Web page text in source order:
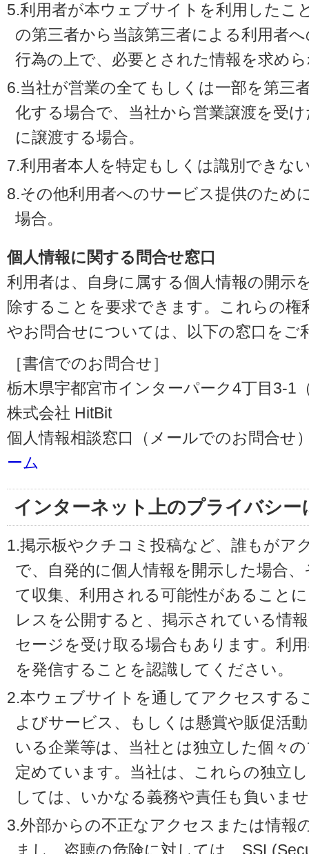
5.利用者が本ウェブサイトを利用したこ
の第三者から当該第三者による利用者
行為の上で、必要とされた情報を求め
6.当社が営業の全てもしくは一部を第三
化する場合で、当社から営業譲渡を受
に譲渡する場合。
7.利用者本人を特定もしくは識別できな
8.その他利用者へのサービス提供のため
場合。
個人情報に関する問合せ窓口
利用者は、自身に属する個人情報の開示
除することを要求できます。これらの権
やお問合せについては、以下の窓口をご
［書信でのお問合せ］
栃木県宇都宮市インターパーク4丁目3-1
株式会社 HitBit
個人情報相談窓口（メールでのお問合せ
ーム
インターネット上のプライバシー
1.掲示板やクチコミ投稿など、誰もがア
で、自発的に個人情報を開示した場合
て収集、利用される可能性があること
レスを公開すると、掲示されている情
セージを受け取る場合もあります。利
を発信することを認識してください。
2.本ウェブサイトを通してアクセスする
よびサービス、もしくは懸賞や販促活
いる企業等は、当社とは独立した個々
定めています。当社は、これらの独立
しては、いかなる義務や責任も負いま
3.外部からの不正なアクセスまたは情報
まし、盗聴の危険に対しては、